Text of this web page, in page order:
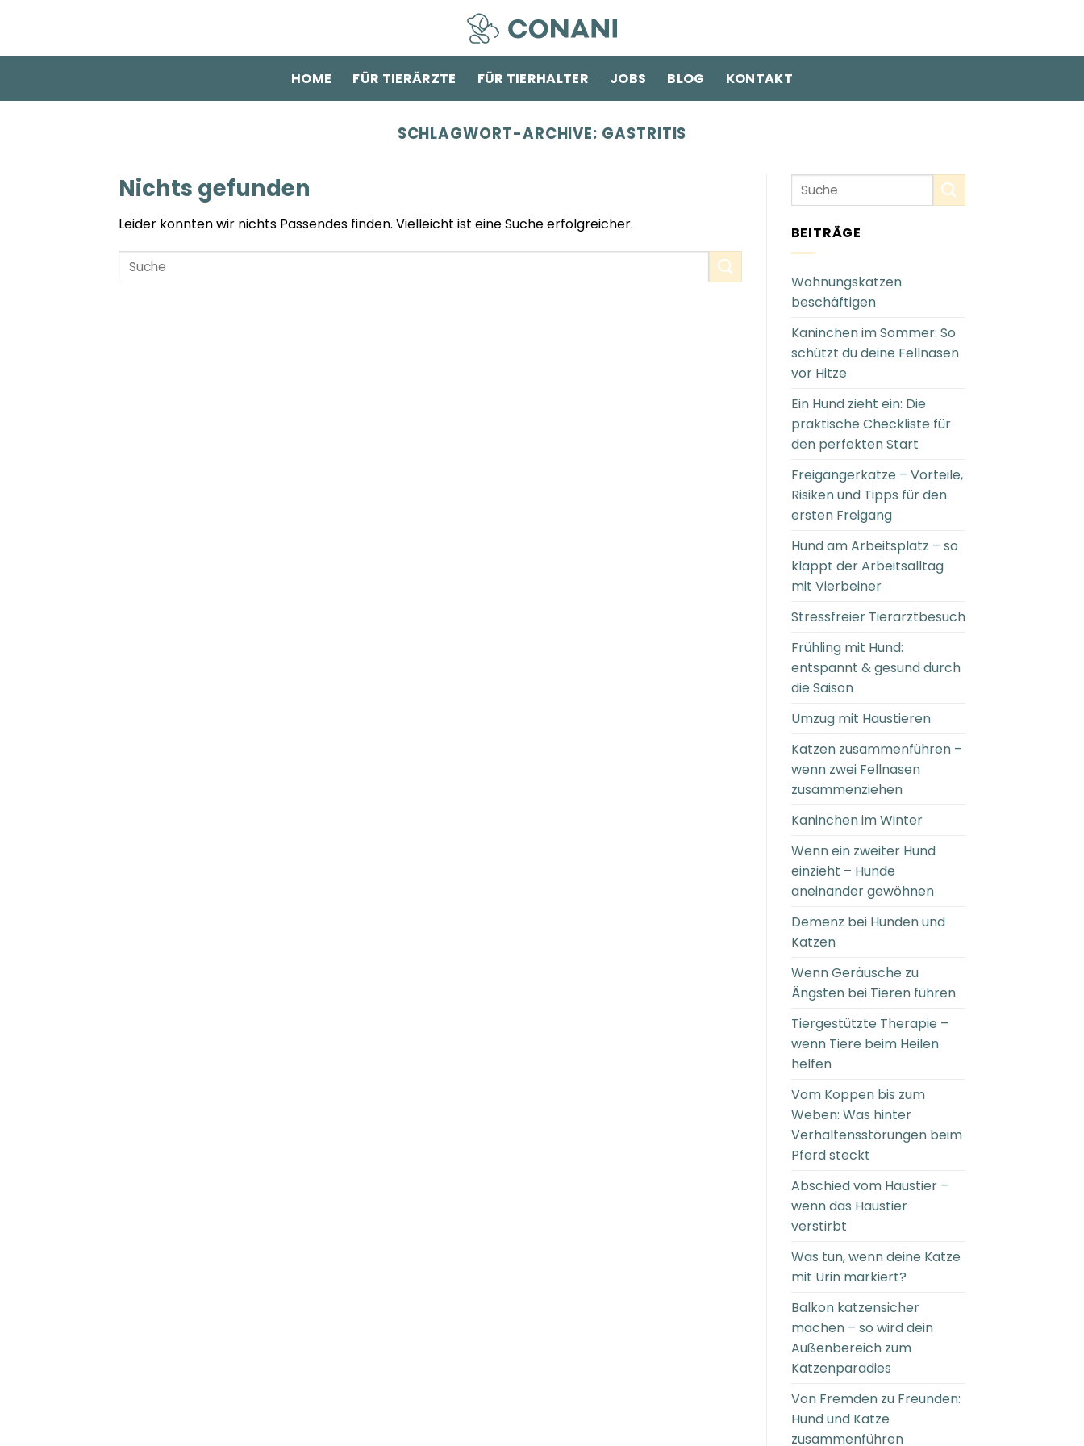
HOME
FÜR TIERÄRZTE FÜR TIERHALTER JOBS BLOG KONTAKT
SCHLAGWORT-ARCHIVE: GASTRITIS
Nichts gefunden
Leider konnten wir nichts Passendes finden. Vielleicht ist eine Suche erfolgreicher. BEITRÄGE
Wohnungskatzen
beschäftigen
Kaninchen im Sommer: So
schützt du deine Fellnasen
vor Hitze
Ein Hund zieht ein: Die
praktische Checkliste für
den perfekten Start
Freigängerkatze – Vorteile,
Risiken und Tipps für den
ersten Freigang
Hund am Arbeitsplatz – so
klappt der Arbeitsalltag
mit Vierbeiner
Stressfreier Tierarztbesuch
Frühling mit Hund:
entspannt & gesund durch
die Saison
Umzug mit Haustieren
Katzen zusammenführen –
wenn zwei Fellnasen
zusammenziehen
Kaninchen im Winter
Wenn ein zweiter Hund
einzieht – Hunde
aneinander gewöhnen
Demenz bei Hunden und
Katzen
Wenn Geräusche zu
Ängsten bei Tieren führen
Tiergestützte Therapie –
wenn Tiere beim Heilen
helfen
Vom Koppen bis zum
Weben: Was hinter
Verhaltensstörungen beim
Pferd steckt
Abschied vom Haustier –
wenn das Haustier
verstirbt
Was tun, wenn deine Katze
mit Urin markiert?
Balkon katzensicher
machen – so wird dein
Außenbereich zum
Katzenparadies
Von Fremden zu Freunden:
Hund und Katze
zusammenführen